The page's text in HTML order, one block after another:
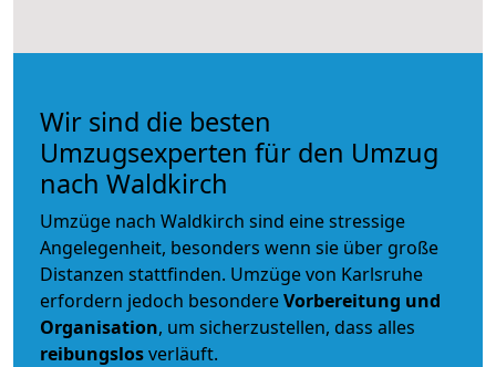
Wir sind die besten
Umzugsexperten für den Umzug
nach Waldkirch
Umzüge nach Waldkirch sind eine stressige
Angelegenheit, besonders wenn sie über große
Distanzen stattfinden. Umzüge von Karlsruhe
erfordern jedoch besondereVorbereitung und
Organisation, um sicherzustellen, dass alles
reibungslosverläuft.